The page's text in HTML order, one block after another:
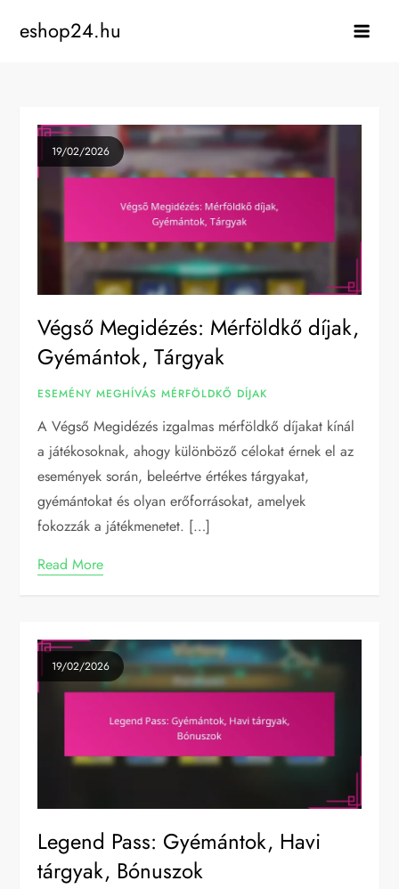
eshop24.hu
19/02/2026
Végső Megidézés: Mérföldkő díjak,
Gyémántok, Tárgyak
ESEMÉNY MEGHÍVÁS MÉRFÖLDKŐ DÍJAK
A Végső Megidézés izgalmas mérföldkő díjakat kínál
a játékosoknak, ahogy különböző célokat érnek el az
események során, beleértve értékes tárgyakat,
gyémántokat és olyan erőforrásokat, amelyek
fokozzák a játékmenetet. […]
Read More
19/02/2026
Legend Pass: Gyémántok, Havi
tárgyak, Bónuszok